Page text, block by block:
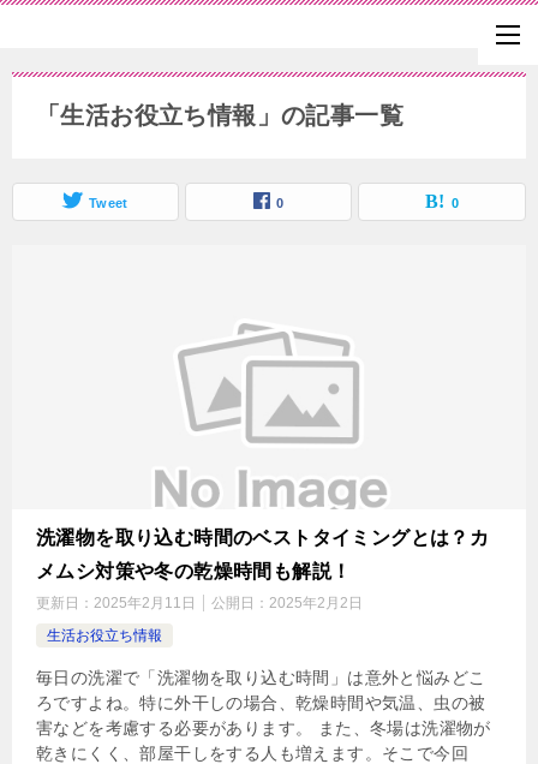
「生活お役立ち情報」の記事一覧
Tweet 0 0
洗濯物を取り込む時間のベストタイミングとは？カ
メムシ対策や冬の乾燥時間も解説！
更新日： 2025年2月11日 公開日： 2025年2月2日
生活お役立ち情報
毎日の洗濯で「洗濯物を取り込む時間」は意外と悩みどこ
ろですよね。特に外干しの場合、乾燥時間や気温、虫の被
害などを考慮する必要があります。 また、冬場は洗濯物が
乾きにくく、部屋干しをする人も増えます。そこで今回